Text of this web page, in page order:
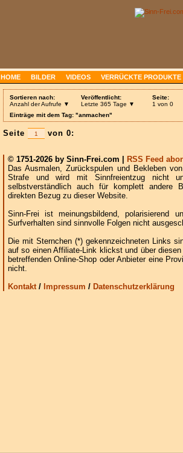
HOME BILDER VIDEOS VERRÜCKTE PRODUKTE
Sortieren nach:
Anzahl der Aufrufe ▼
Veröffentlicht:
Letzte 365 Tage ▼
Seite:
1 von 0
Einträge mit dem Tag: "anmachen"
Seite von 0:
© 1751-2026 by Sinn-Frei.com |
RSS Feed
Das Ausmalen, Zurückspulen und Bekleben
Strafe und wird mit Sinnfreientzug nicht
selbstverständlich auch für komplett andere
direkten Bezug zu dieser Website.
Sinn-Frei ist meinungsbildend, polarisierend
Surfverhalten sind sinnvolle Folgen nicht
Die mit Sternchen (*) gekennzeichneten Links
auf so einen Affiliate-Link klickst und über
betreffenden Online-Shop oder Anbieter eine
nicht.
Kontakt/ Impressum / Datenschutzerklärung